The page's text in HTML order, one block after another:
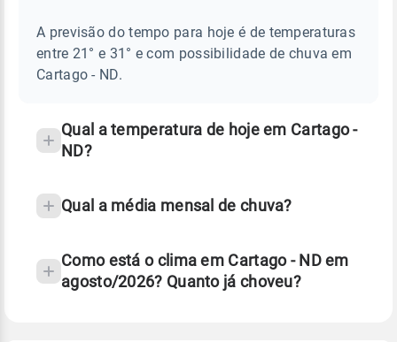
CARTAGO
sobre
chuva
A previsão do tempo para hoje é de temperaturas
entre 21° e 31° e com possibilidade de chuva em
Cartago - ND.
Qual a temperatura de hoje em Cartago -
ND?
Qual a média mensal de chuva?
Como está o clima em Cartago - ND em
agosto/2026? Quanto já choveu?